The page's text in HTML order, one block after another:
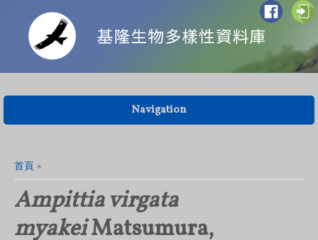
Navigation
您在這裡
首頁 »
Ampittia virgata
myakeiMatsumura,